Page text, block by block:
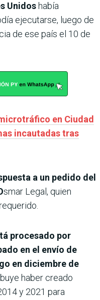
Unidos había
ejecutarse, luego de
de ese país el 10 de
en Ciudad
incautadas tras
a un pedido del
smar Legal, quien
procesado por
en el envío de
en diciembre de
haber creado
y 2021 para